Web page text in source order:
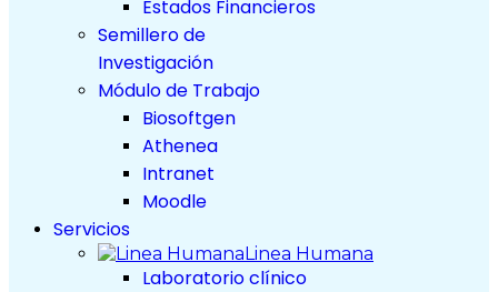
Estados Financieros
Semillero de
Investigación
Módulo de Trabajo
Biosoftgen
Athenea
Intranet
Moodle
Servicios
Linea Humana
Laboratorio clínico